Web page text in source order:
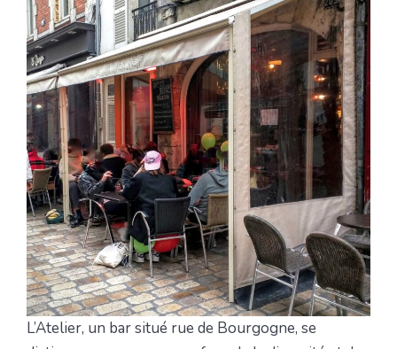
L’Atelier, un bar situé rue de Bourgogne, se